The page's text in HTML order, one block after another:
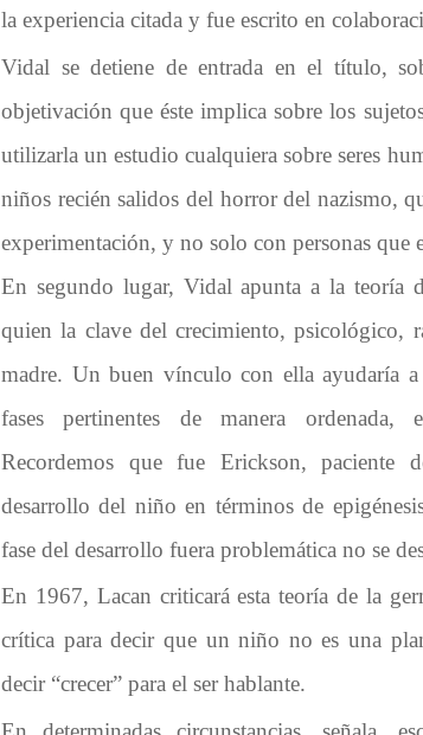
la experiencia citada y fue escrito en
Vidal se detiene de entrada en el título,
objetivación que éste implica sobre los
utilizarla un estudio cualquiera sobre seres
niños recién salidos del horror del nazismo,
experimentación, y no solo con personas que
En segundo lugar, Vidal apunta a la teoría
quien la clave del crecimiento, psicológico,
madre. Un buen vínculo con ella ayudaría
fases pertinentes de manera ordenada,
Recordemos que fue Erickson,
desarrollo del niño en términos de
fase del desarrollo fuera problemática no se
En 1967, Lacan criticará esta teoría de la
crítica para decir que un niño no es una
decir “crecer” para el ser hablante.